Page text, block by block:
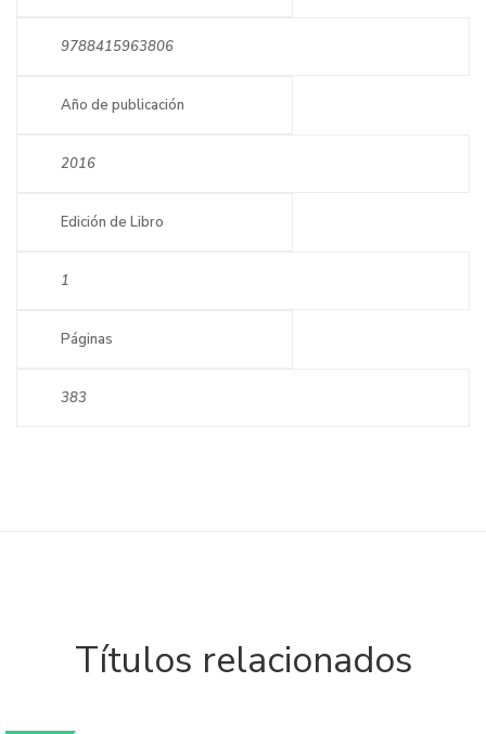
9788415963806
Año de publicación
2016
Edición de Libro
1
Páginas
383
Títulos relacionados